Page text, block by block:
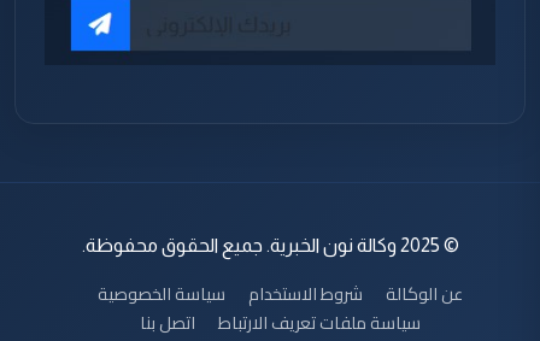
© 2025 وكالة نون الخبرية. جميع الحقوق محفوظة.
عن الوكالة شروط الاستخدام
سياسة الخصوصية
سياسة ملفات تعريف الارتباط
اتصل بنا